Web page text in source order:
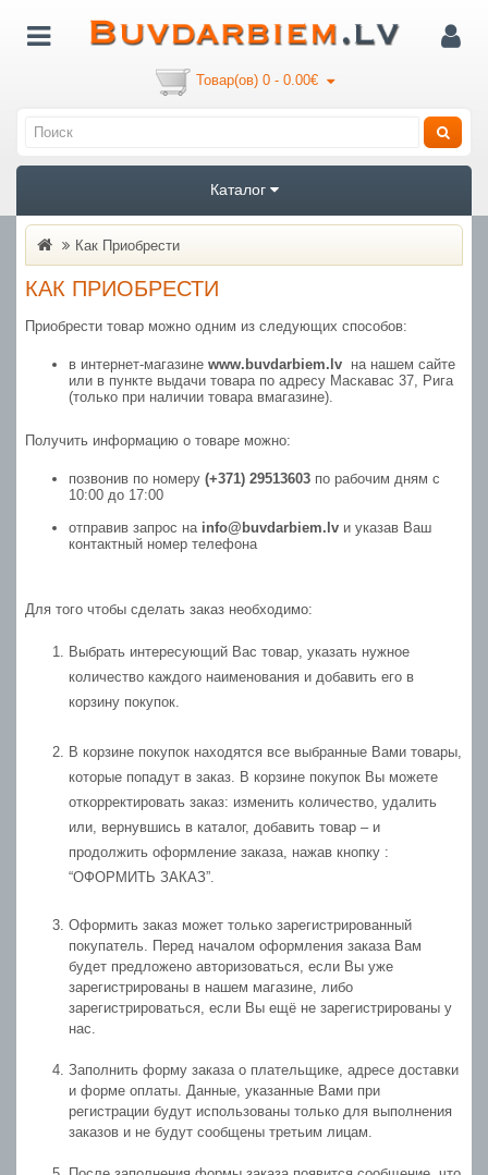
Товар(ов) 0 - 0.00€
Каталог
Как Приобрести
КАК ПРИОБРЕСТИ
Приобрести товар можно одним из следующих способов:
в интернет-магазине www.buvdarbiem.lv на нашем сайте
или в пункте выдачи товара по адресу Маскавас 37, Рига
(только при наличии товара вмагазине).
Получить информацию о товаре можно:
позвонив по номеру (+371) 29513603 по рабочим дням с
10:00 до 17:00
отправив запрос на info@buvdarbiem.lv и указав Ваш
контактный номер телефона
Для того чтобы сделать заказ необходимо:
Выбрать интересующий Вас товар, указать нужное
количество каждого наименования и добавить его в
корзину покупок.
В корзине покупок находятся все выбранные Вами товары,
которые попадут в заказ. В корзине покупок Вы можете
откорректировать заказ: изменить количество, удалить
или, вернувшись в каталог, добавить товар – и
продолжить оформление заказа, нажав кнопку :
“ОФОРМИТЬ ЗАКАЗ”.
Оформить заказ может только зарегистрированный
покупатель. Перед началом оформления заказа Вам
будет предложено авторизоваться, если Вы уже
зарегистрированы в нашем магазине, либо
зарегистрироваться, если Вы ещё не зарегистрированы у
нас.
Заполнить форму заказа о плательщике, адресе доставки
и форме оплаты. Данные, указанные Вами при
регистрации будут использованы только для выполнения
заказов и не будут сообщены третьим лицам.